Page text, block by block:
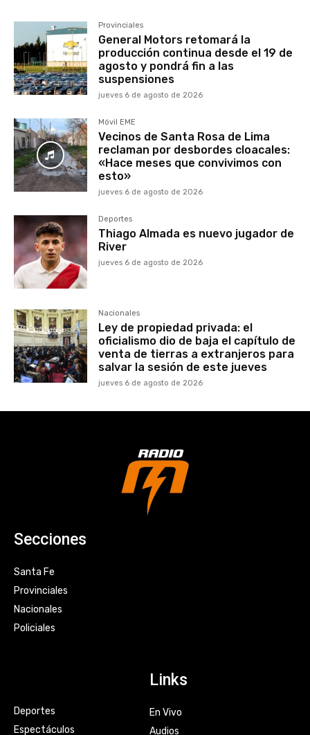
Provinciales
General Motors retomará la
producción continua desde el 19 de
agosto y pondrá fin a las
suspensiones
jueves 6 de agosto de 2026
Móvil EME
Vecinos de Santa Rosa de Lima
reclaman por desbordes cloacales:
«Hace meses que convivimos con
esto»
jueves 6 de agosto de 2026
Deportes
Thiago Almada es nuevo jugador de
River
jueves 6 de agosto de 2026
Nacionales
Ley de propiedad privada: el
oficialismo dio de baja el capítulo de
venta de tierras a extranjeros para
salvar la sesión de este jueves
jueves 6 de agosto de 2026
Secciones
Santa Fe
Provinciales
Nacionales
Policiales
Deportes
Espectáculos
Links
En Vivo
Audios